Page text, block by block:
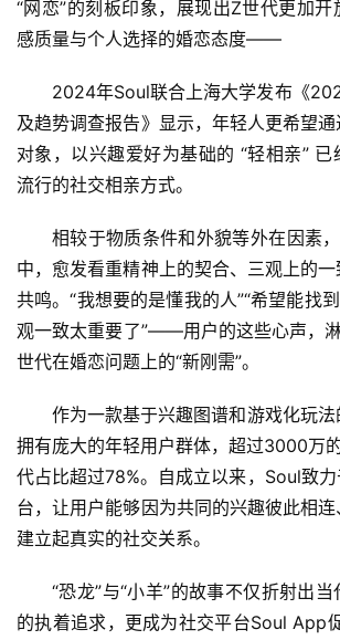
“网恋”的刻板印象，展现出Z世代更加
感质量与个人选择的婚恋态度——
2024年Soul联合上海大学发布《
及趋势调查报告》显示，年轻人更希望
对象，以兴趣爱好为基础的 “轻相亲”
流行的社交相亲方式。
相较于物质条件和外貌等外在因素
中，愈发看重精神上的契合、三观上的
共鸣。“我想要的是懂我的人”“希望能找
观一致太重要了”——用户的这些心声，
世代在婚恋问题上的“新刚需”。
作为一款基于兴趣图谱和游戏化玩
拥有庞大的年轻用户群体，超过3000万
代占比超过78%。自成立以来，Soul致
台，让用户能够因为共同的兴趣彼此相
建立起真实的社交关系。
“恐龙”与“小羊”的故事不仅折射出
的执着追求，更成为社交平台Soul App